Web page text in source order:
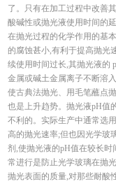
了。只有在加工过程中改善
酸碱性或抛光液使用时间的
在抛光过程的化学作用的基
的腐蚀甚小,有利于提高抛光
续使用时间过长,其抛光液的
金属或碱土金属离子不断溶
使古典法抛光、用毛笔蘸点
也是上升趋势。抛光液pH值
不利的。实际生产中通常选
高的抛光速率;但也因光学玻
剂,使抛光液的pH值在较长
常进行是防止光学玻璃在抛
抛光表面的质量,对那些耐酸